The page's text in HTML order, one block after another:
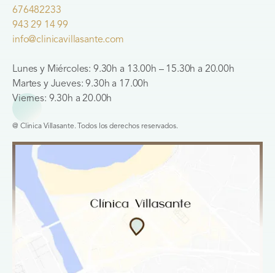
676482233
943 29 14 99
info@clinicavillasante.com
Lunes y Miércoles: 9.30h a 13.00h – 15.30h a 20.00h
Martes y Jueves: 9.30h a 17.00h
Viernes: 9.30h a 20.00h
@ Clinica Villasante. Todos los derechos reservados.